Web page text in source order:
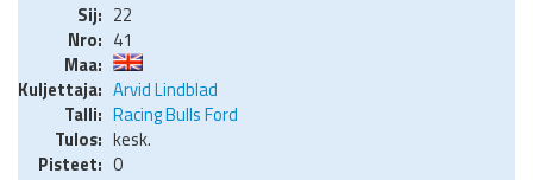
22
41
Arvid Lindblad
Racing Bulls Ford
kesk.
0